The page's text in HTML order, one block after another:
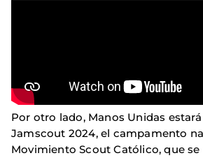
Por otro lado, Manos Unidas
Jamscout 2024, el campamento
Movimiento Scout Católico, que se